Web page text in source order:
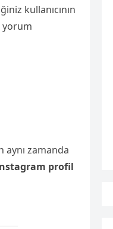
kullanıcının
yorum
zamanda
profil